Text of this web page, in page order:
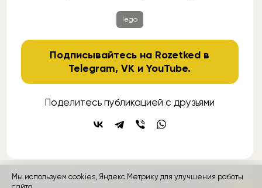
lego
Подписывайтесь на Rozetked в
Telegram,VK иYouTube.
Поделитесь публикацией с друзьями
Мы используем cookies, Яндекс Метрику для улучшения работы